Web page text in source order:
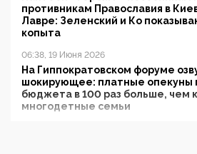
противникам Православия в
Лавре: Зеленский и Ко
копыта
06:38, 19 Июня 2026
На Гиппократовском форуме
шокирующее: платные опекуны
бюджета в 100 раз больше, чем
многодетные семьи